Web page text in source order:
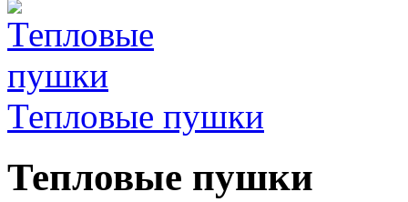
Тепловые пушки
Тепловые пушки